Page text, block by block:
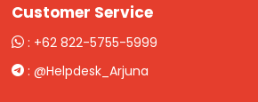
Customer Service
: +62 822-5755-5999
: @Helpdesk_Arjuna